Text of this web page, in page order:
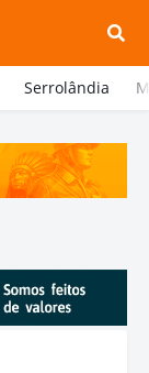
Serrolândia